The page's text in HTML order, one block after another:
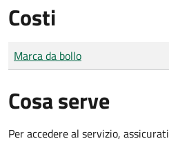
Costi
Tipo di pagamento
Importo
Marca da bollo
Cosa serve
Per accedere al servizio,